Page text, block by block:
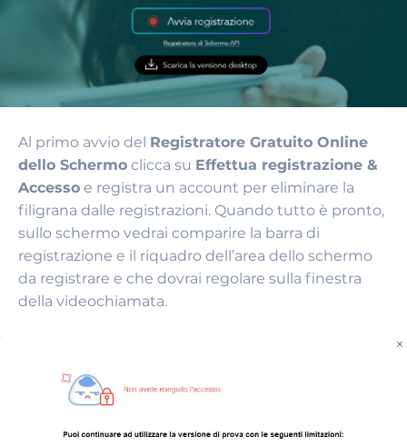
Al primo avvio del Registratore Gratuito Online
dello Schermo clicca su Effettua registrazione &
Accesso e registra un account per eliminare la
filigrana dalle registrazioni. Quando tutto è pronto,
sullo schermo vedrai comparire la barra di
registrazione e il riquadro dell’area dello schermo
da registrare e che dovrai regolare sulla finestra
della videochiamata.